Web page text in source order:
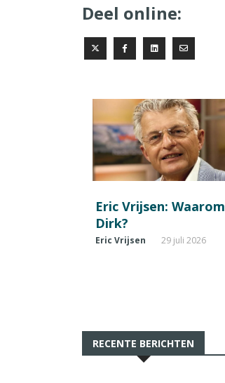
Deel online:
Eric Vrijsen: Waarom
Dirk?
Eric Vrijsen 29 juli 2026
RECENTE BERICHTEN